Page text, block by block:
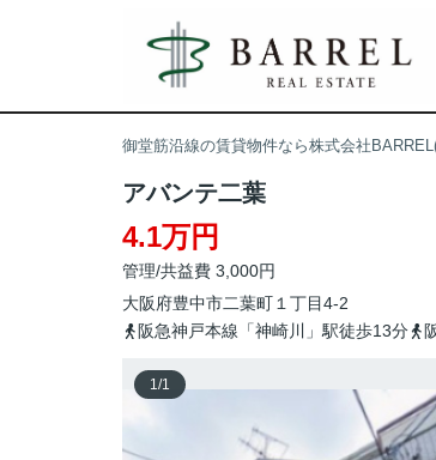
御堂筋沿線の賃貸物件なら株式会社
アバンテ二葉
4.1万円
管理/共益費 3,000円
大阪府豊中市二葉町 １丁目4-2
阪急神戸本線「神崎川」駅徒歩13分
1/1